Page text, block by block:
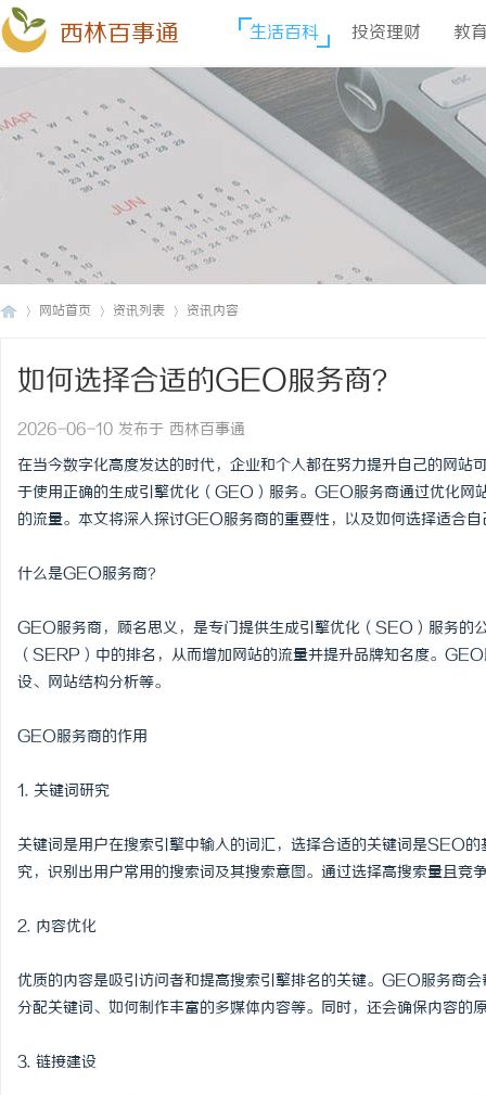
西林百事通 生活百科 投资理财 教
网站首页 资讯列表 资讯内容
如何选择合适的GEO服务商？
2026-06-10 发布于 西林百事通
在当今数字化高度发达的时代，企业和个人都在努力提升自己的网
于使用正确的生成引擎优化（GEO）服务。GEO服务商通过优化网
的流量。本文将深入探讨GEO服务商的重要性，以及如何选择适合
什么是GEO服务商？
GEO服务商，顾名思义，是专门提供生成引擎优化（SEO）服务的
（SERP）中的排名，从而增加网站的流量并提升品牌知名度。
设、网站结构分析等。
GEO服务商的作用
1. 关键词研究
关键词是用户在搜索引擎中输入的词汇，选择合适的关键词是SEO
究，识别出用户常用的搜索词及其搜索意图。通过选择高搜索量且竞
2. 内容优化
优质的内容是吸引访问者和提高搜索引擎排名的关键。GEO服务商
分配关键词、如何制作丰富的多媒体内容等。同时，还会确保内容
3. 链接建设